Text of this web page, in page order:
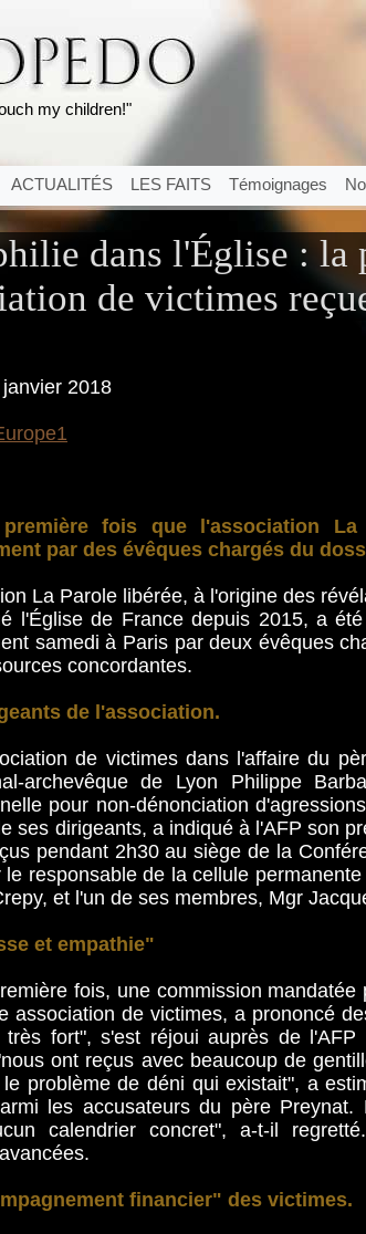
my children!"
ACTUALITÉS LES FAITS Témoignages
dans l'Église : la
de victimes
2018
fois que l'association
par des évêques chargés du
La Parole libérée, à l'origine des
l'Église de France depuis 2015, a
samedi à Paris par deux évêques
concordantes.
de l'association.
de victimes dans l'affaire du
archevêque de Lyon Philippe
pour non-dénonciation
ses dirigeants, a indiqué à l'AFP son
pendant 2h30 au siège de la
le responsable de la cellule
et l'un de ses membres, Mgr
et empathie"
fois, une commission mandatée
association de victimes, a prononcé
très fort", s'est réjoui auprès de l'AFP
ont reçus avec beaucoup de
problème de déni qui existait", a
les accusateurs du père
calendrier concret", a-t-il
financier" des victimes.